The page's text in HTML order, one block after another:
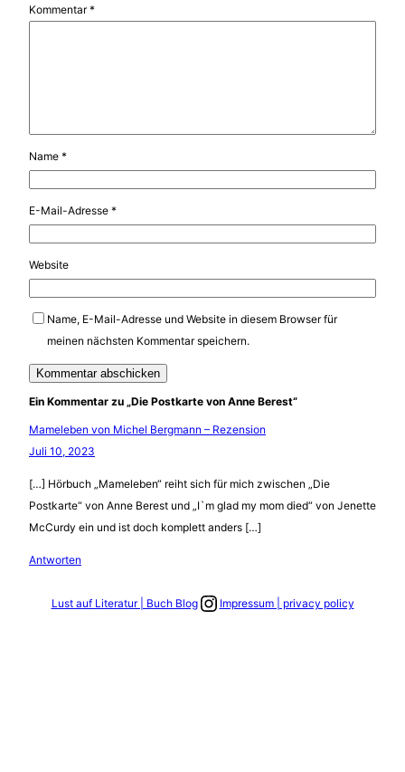
Kommentar*
Name *
E-Mail-Adresse *
Website
Name, E-Mail-Adresse und Website in diesem Browser für
meinen nächsten Kommentar speichern.
Ein Kommentar zu „Die Postkarte von Anne Berest“
Mameleben von Michel Bergmann – Rezension
Juli 10, 2023
[…] Hörbuch „Mameleben“ reiht sich für mich zwischen „Die
Postkarte“ von Anne Berest und „I`m glad my mom died“ von Jenette
McCurdy ein und ist doch komplett anders […]
Antworten
Lust auf Literatur | Buch BlogLink zum Instagram Account
Impressum | privacy policy